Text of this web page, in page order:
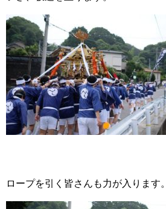
ロープを引く皆さんも力が入ります。